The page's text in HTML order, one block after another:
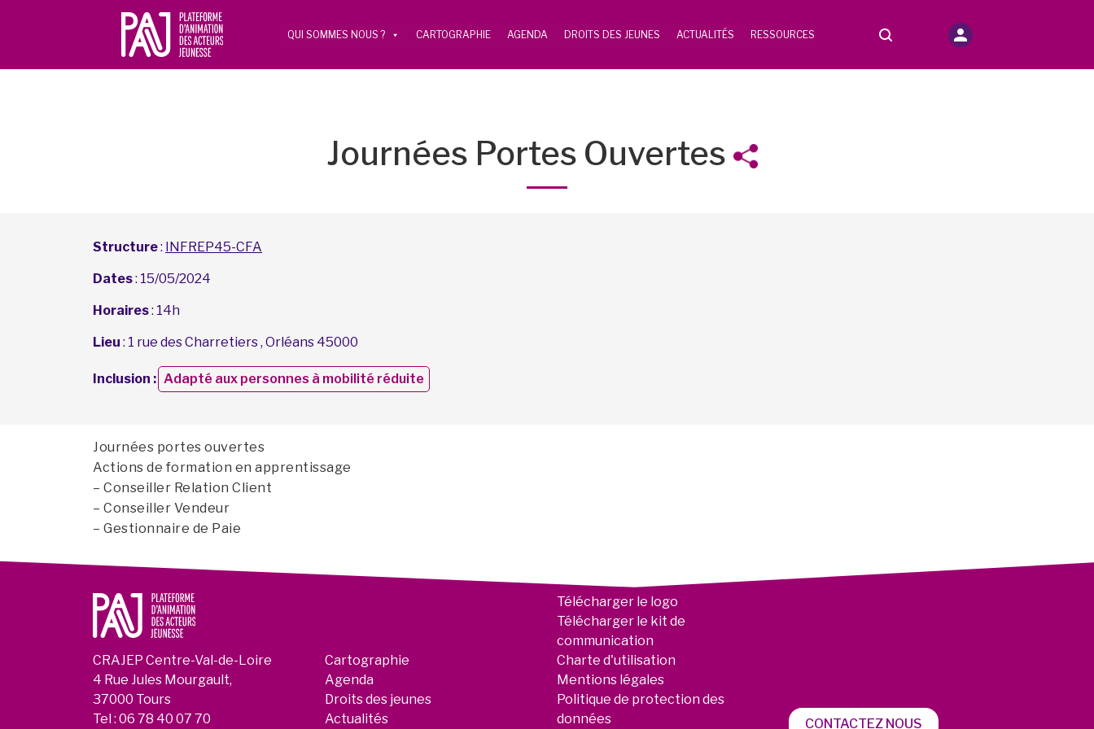
QUI SOMMES NOUS ? CARTOGRAPHIE AGENDA DROITS DES JEUNES ACTUALITÉS RESSOURCES
Journées Portes Ouvertes
Structure: INFREP45-CFA
Dates: 15/05/2024
Horaires: 14h
Lieu : 1 rue des Charretiers , Orléans 45000
Inclusion : Adapté aux personnes à mobilité réduite
Journées portes ouvertes
Actions de formation en apprentissage
– Conseiller Relation Client
– Conseiller Vendeur
– Gestionnaire de Paie
CRAJEP Centre-Val-de-Loire
4 Rue Jules Mourgault,
37000 Tours
Tel : 06 78 40 07 70
Cartographie
Agenda
Droits des jeunes
Actualités
Télécharger le logo
Télécharger le kit de
communication
Charte d'utilisation
Mentions légales
Politique de protection des
données
CONTACTEZ NOUS